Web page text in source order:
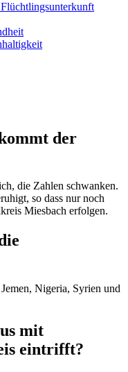
der
die Zahlen schwanken.
so dass nur noch
Miesbach erfolgen.
Nigeria, Syrien und
mit
eintrifft?